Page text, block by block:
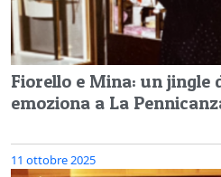
Fiorello e Mina: un jingle
emoziona a La
11 ottobre 2025